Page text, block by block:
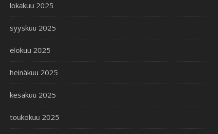
lokakuu 2025
syyskuu 2025
elokuu 2025
heinäkuu 2025
kesäkuu 2025
toukokuu 2025